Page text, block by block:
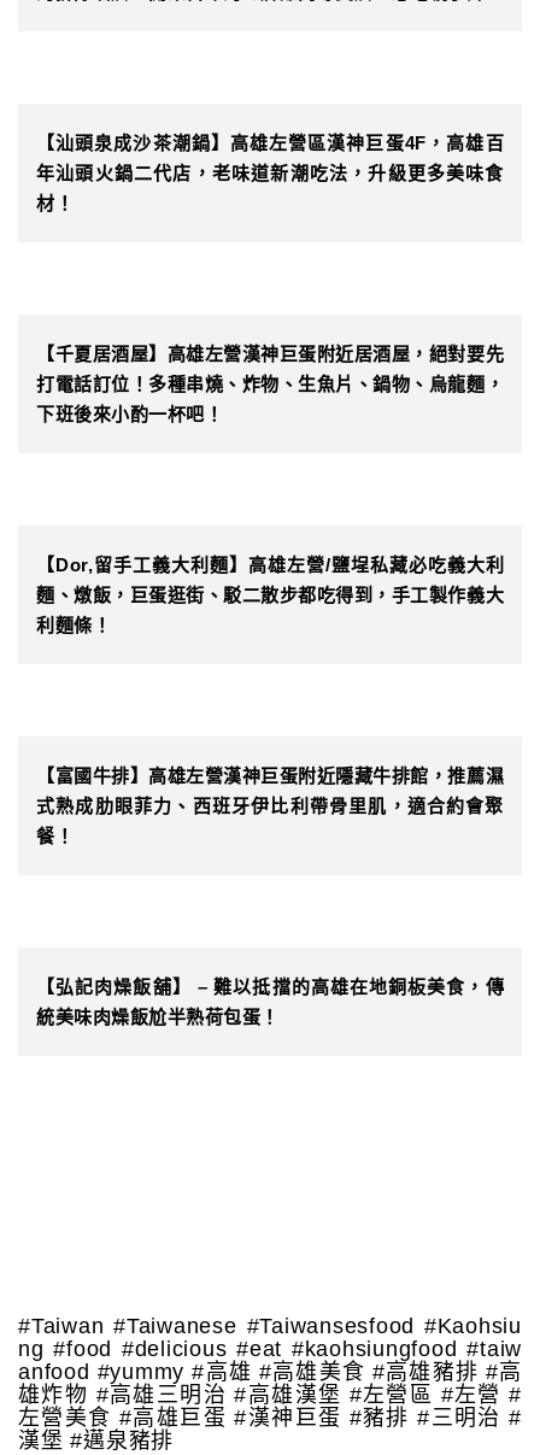
【汕頭泉成沙茶潮鍋】高雄左營區漢神巨蛋4F，高雄百
年汕頭火鍋二代店，老味道新潮吃法，升級更多美味食
材！
【千夏居酒屋】高雄左營漢神巨蛋附近居酒屋，絕對要先
打電話訂位！多種串燒、炸物、生魚片、鍋物、烏龍麵，
下班後來小酌一杯吧！
【Dor,留手工義大利麵】高雄左營/鹽埕私藏必吃義大利
麵、燉飯，巨蛋逛街、駁二散步都吃得到，手工製作義大
利麵條！
【富國牛排】高雄左營漢神巨蛋附近隱藏牛排館，推薦濕
式熟成肋眼菲力、西班牙伊比利帶骨里肌，適合約會聚
餐！
【弘記肉燥飯舖】 – 難以抵擋的高雄在地銅板美食，傳
統美味肉燥飯尬半熟荷包蛋！
#Taiwan #Taiwanese #Taiwansesfood #Kaohsiu
ng #food #delicious #eat #kaohsiungfood #taiw
anfood #yummy #高雄 #高雄美食 #高雄豬排 #高
雄炸物 #高雄三明治 #高雄漢堡 #左營區 #左營 #
左營美食 #高雄巨蛋 #漢神巨蛋 #豬排 #三明治 #
漢堡 #邁泉豬排